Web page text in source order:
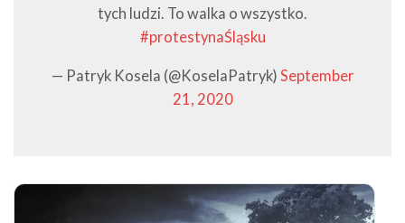
tych ludzi. To walka o wszystko.
#protestynaŚląsku
— Patryk Kosela (@KoselaPatryk) September
21, 2020